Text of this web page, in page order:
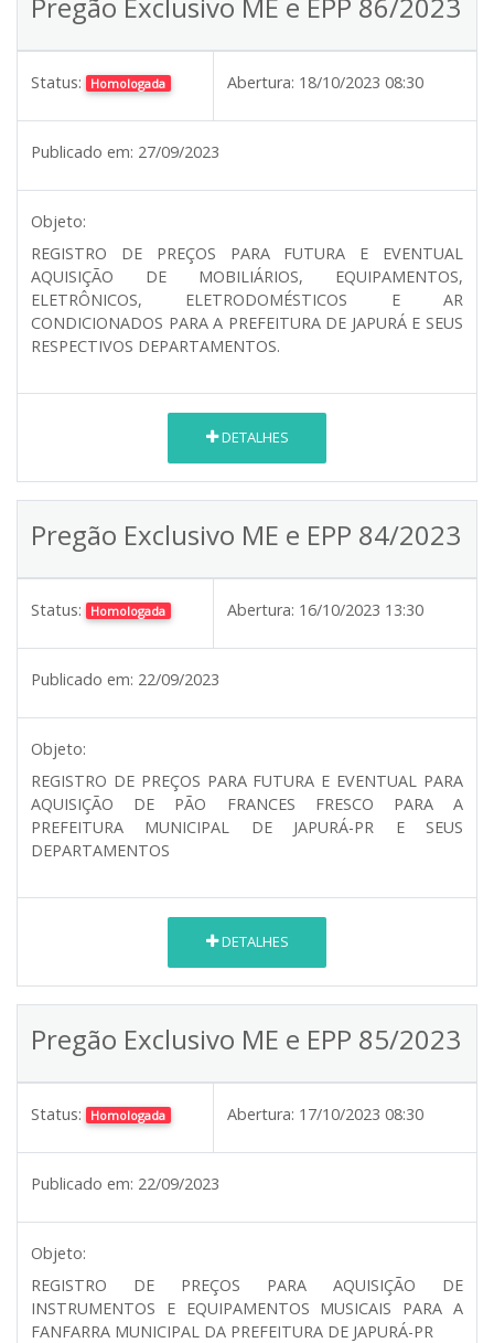
Status: Homologada Abertura: 18/10/2023 08:30
Publicado em: 27/09/2023
Objeto:
REGISTRO DE PREÇOS PARA FUTURA E EVENTUAL
AQUISIÇÃO DE MOBILIÁRIOS, EQUIPAMENTOS,
ELETRÔNICOS, ELETRODOMÉSTICOS E AR
CONDICIONADOS PARA A PREFEITURA DE JAPURÁ E SEUS
RESPECTIVOS DEPARTAMENTOS.
DETALHES
Pregão Exclusivo ME e EPP 84/2023
Status: Homologada Abertura: 16/10/2023 13:30
Publicado em: 22/09/2023
Objeto:
REGISTRO DE PREÇOS PARA FUTURA E EVENTUAL PARA
AQUISIÇÃO DE PÃO FRANCES FRESCO PARA A
PREFEITURA MUNICIPAL DE JAPURÁ-PR E SEUS
DEPARTAMENTOS
DETALHES
Pregão Exclusivo ME e EPP 85/2023
Status: Homologada Abertura: 17/10/2023 08:30
Publicado em: 22/09/2023
Objeto:
REGISTRO DE PREÇOS PARA AQUISIÇÃO DE
INSTRUMENTOS E EQUIPAMENTOS MUSICAIS PARA A
FANFARRA MUNICIPAL DA PREFEITURA DE JAPURÁ-PR